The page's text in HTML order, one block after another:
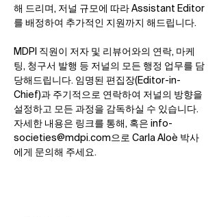
해 드리며, 저널 규모에 따라 Assistant Editor
를 배정하여 추가적인 지원까지 해드립니다.​
MDPI 직원이 저자 및 리뷰어와의 연락, 마케
팅, 청구서 발행 등 저널의 모든 행정 업무를 담
당해드립니다. 임명된 편집장(Editor-in-
Chief)과 주기적으로 연락하여 저널의 방향을
설정하고 모든 과정을 감독하실 수 있습니다.
자세한 내용은 링크를 통해, 혹은 info-
societies@mdpi.com으로 Carla Aloè 박사
에게 문의해 주세요.